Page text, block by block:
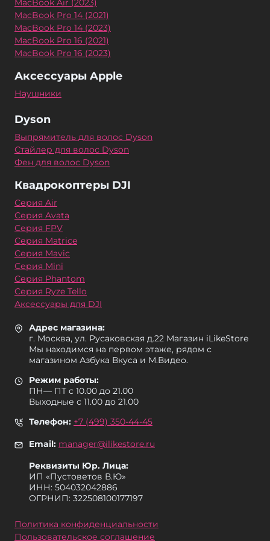
MacBook Air (2023)
MacBook Pro 14 (2021)
MacBook Pro 14 (2023)
MacBook Pro 16 (2021)
MacBook Pro 16 (2023)
Аксессуары Apple
Наушники
Dyson
Выпрямитель для волос Dyson
Стайлер для волос Dyson
Фен для волос Dyson
Квадрокоптеры DJI
Серия Air
Серия Avata
Серия FPV
Серия Matrice
Серия Mavic
Серия Mini
Серия Phantom
Серия Ryze Tello
Аксессуары для DJI
Адрес магазина:
г. Москва, ул. Русаковская д.22 Магазин iLikeStore
Мы находимся на первом этаже, рядом с
магазином Азбука Вкуса и М.Видео.
Режим работы:
ПН— ПТ с 10.00 до 21.00
Выходные с 11.00 до 21.00
Телефон: +7 (499) 350-44-45
Email: manager@ilikestore.ru
Реквизиты Юр. Лица:
ИП «Пуcтоветов В.Ю»
ИНН: 504032042886
ОГРНИП: 322508100177197
Политика конфиденциальности
Пользовательское соглашение